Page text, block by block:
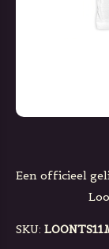
Een officieel
SKU: